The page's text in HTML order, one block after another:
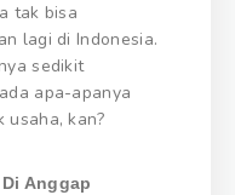
tak bisa
lagi di Indonesia.
sedikit
apa-apanya
usaha, kan?
Anggap